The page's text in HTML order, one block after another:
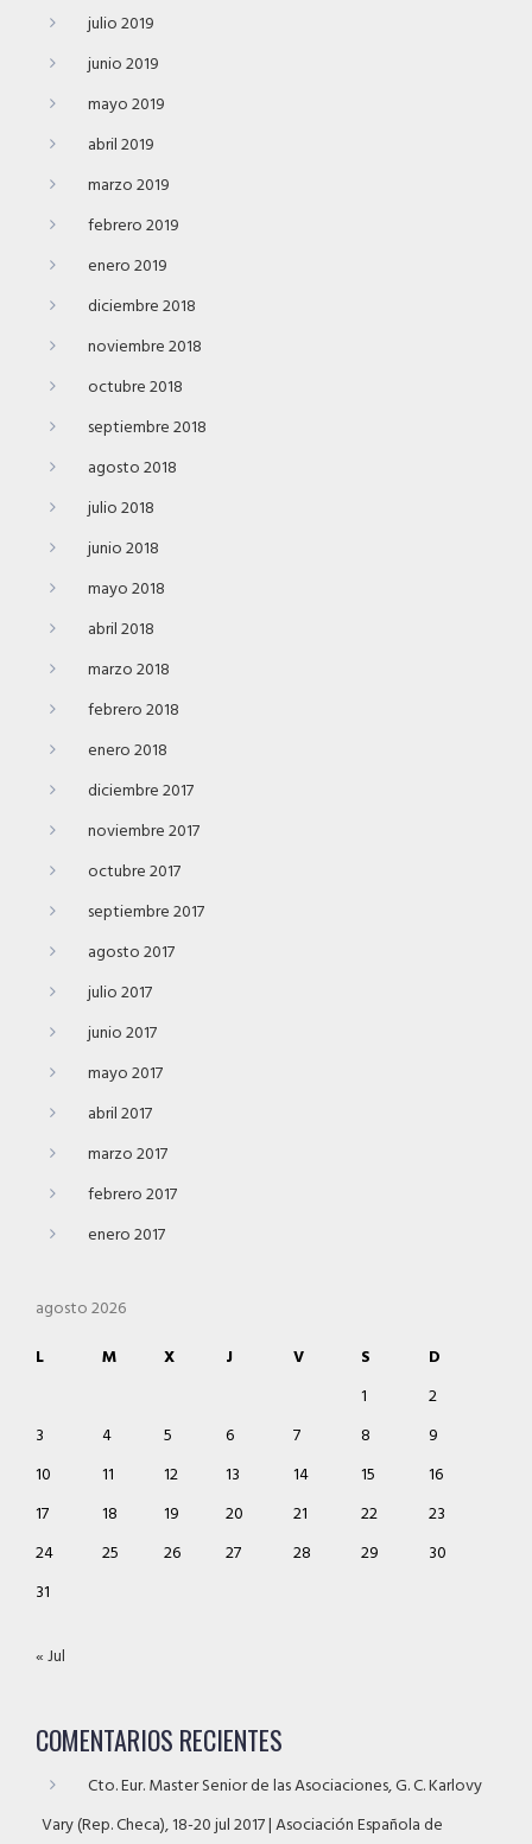
julio 2019
junio 2019
mayo 2019
abril 2019
marzo 2019
febrero 2019
enero 2019
diciembre 2018
noviembre 2018
octubre 2018
septiembre 2018
agosto 2018
julio 2018
junio 2018
mayo 2018
abril 2018
marzo 2018
febrero 2018
enero 2018
diciembre 2017
noviembre 2017
octubre 2017
septiembre 2017
agosto 2017
julio 2017
junio 2017
mayo 2017
abril 2017
marzo 2017
febrero 2017
enero 2017
agosto 2026
L
M X J V S
D
1
2
3
4 5 6 7 8
9
10
11 12 13 14 15
16
17
18 19 20 21 22
23
24
25 26 27 28 29
30
31
« Jul
COMENTARIOS RECIENTES
Cto. Eur. Master Senior de las Asociaciones, G. C. Karlovy
Vary (Rep. Checa), 18-20 jul 2017 | Asociación Española de